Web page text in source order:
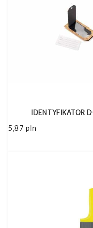
IDENTYFIKATOR
5,87 pln